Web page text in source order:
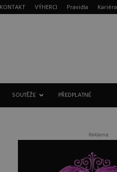
KONTAKT VÝHERCI Pravidla Kariéra
SOUTĚŽE PŘEDPLATNÉ
Reklama